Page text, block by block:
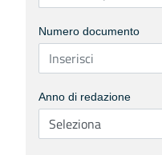
Numero documento
Anno di redazione